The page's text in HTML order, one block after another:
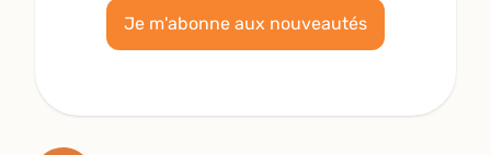
Je m'abonne aux nouveautés